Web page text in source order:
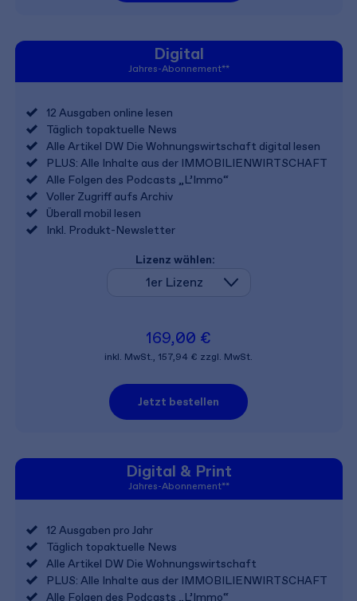
Digital
Jahres-Abonnement**
12 Ausgaben online lesen
Täglich topaktuelle News
Alle Artikel DW Die Wohnungs­wirtschaft digital lesen
PLUS: Alle Inhalte aus der IMMOBILIENWIRTSCHAFT
Alle Folgen des Podcasts „L’Immo“
Voller Zugriff aufs Archiv
Überall mobil lesen
Inkl. Produkt-Newsletter
Lizenz wählen:
169,00 €
inkl. MwSt., 157,94 € zzgl. MwSt.
Jetzt bestellen
Digital & Print
Jahres-Abonnement**
12 Ausgaben pro Jahr
Täglich topaktuelle News
Alle Artikel DW Die Wohnungs­wirtschaft
PLUS: Alle Inhalte aus der IMMOBILIENWIRTSCHAFT
Alle Folgen des Podcasts „L’Immo“